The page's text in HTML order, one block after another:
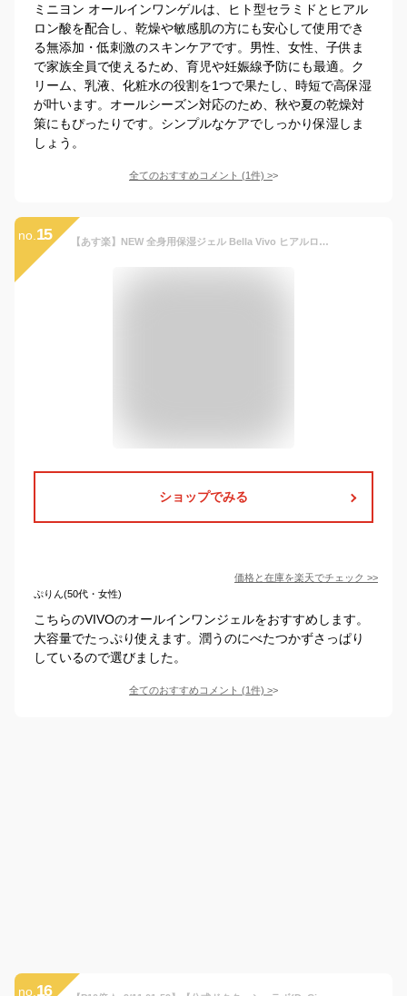
ミニヨン オールインワンゲルは、ヒト型セラミドとヒアル
ロン酸を配合し、乾燥や敏感肌の方にも安心して使用でき
る無添加・低刺激のスキンケアです。男性、女性、子供ま
で家族全員で使えるため、育児や妊娠線予防にも最適。ク
リーム、乳液、化粧水の役割を1つで果たし、時短で高保湿
が叶います。オールシーズン対応のため、秋や夏の乾燥対
策にもぴったりです。シンプルなケアでしっかり保湿しま
しょう。
全てのおすすめコメント (1件) >
no. 15 【あす楽】NEW 全身用保湿ジェル Bella Vivo ヒアルロン酸＆コラーゲン潤いジェル たっぷり300g｜オールインワン しっとり すべすべ さっぱり 男性 子供 乾燥肌 ひげそり 大容量 全身 保湿 オールインワンジェル オールインワン化粧品 化粧品 保湿ジェル 送料無料
ショップでみる
価格と在庫を楽天でチェック >>
ぷりん(50代・女性)
こちらのVIVOのオールインワンジェルをおすすめします。
大容量でたっぷり使えます。潤うのにべたつかずさっぱり
しているので選びました。
全てのおすすめコメント (1件) >
no. 16